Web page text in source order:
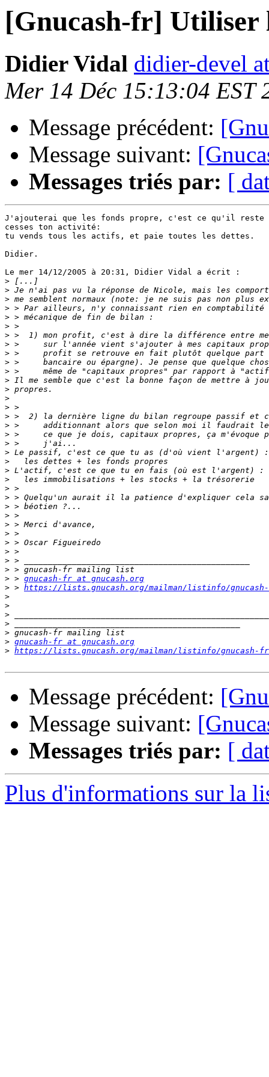
[Gnucash-fr]
Didier Vidal didier-devel
Mer 14 Déc 15:13:04 EST
Message précédent:
Message suivant:
Messages triés par: [
J'ajouterai que les fonds propre, c'est ce qu'il
cesses ton activité:
tu vends tous les actifs, et paie toutes les dettes.
Didier.
Le mer 14/12/2005 à 20:31, Didier Vidal a écrit :
>
>
>
>
>
>
>
>
>
>
>
>
>
>
>
>
>
>
>
>
>
>
>
>
>
>
>
>
>
>
>
>
>
> > gnucash-fr at gnucash.org
> > https://lists.gnucash.org/mailman/listinfo/
>
>
>
>
>
> gnucash-fr at gnucash.org
> https://lists.gnucash.org/mailman/listinfo/gnucash-fr
Message précédent:
Message suivant:
Messages triés par: [
Plus d'informations sur la